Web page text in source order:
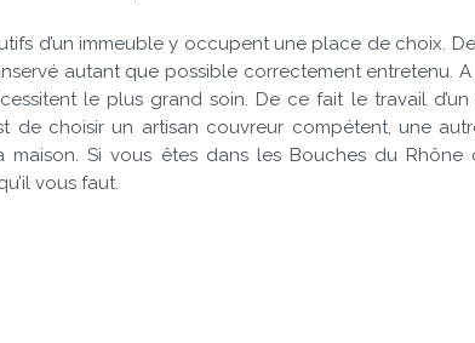
d’un immeuble y occupent une place de choix.
autant que possible correctement entretenu.
le plus grand soin. De ce fait le travail
de choisir un artisan couvreur compétent, une
maison. Si vous êtes dans les Bouches du Rhône
vous faut.